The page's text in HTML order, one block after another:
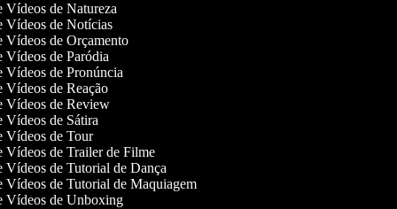
Vídeos de Natureza
Vídeos de Notícias
Vídeos de Orçamento
Vídeos de Paródia
Vídeos de Pronúncia
Vídeos de Reação
Vídeos de Review
Vídeos de Sátira
Vídeos de Tour
Vídeos de Trailer de Filme
Vídeos de Tutorial de Dança
Vídeos de Tutorial de Maquiagem
Vídeos de Unboxing